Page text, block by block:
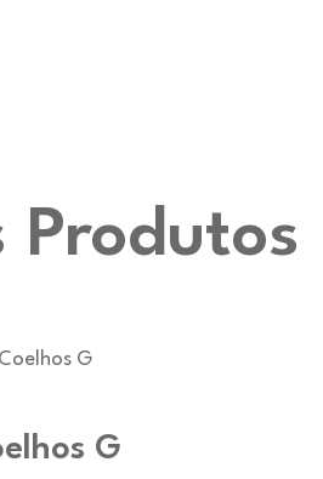
Produtos
G
G